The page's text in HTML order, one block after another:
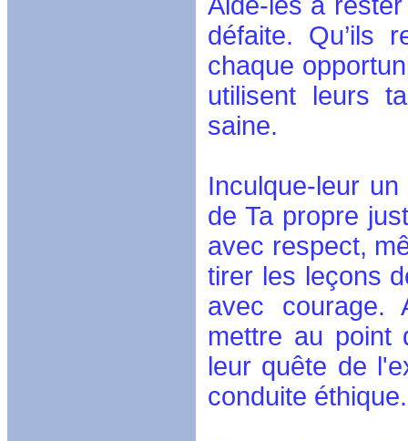
défaite. Qu’ils
chaque
utilisent leurs
saine.
Inculque-leur
de Ta propre
avec respect,
tirer les leçons
avec courage.
mettre au point
leur quête de
conduite éthique.